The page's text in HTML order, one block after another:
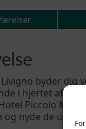
byder
i hjertet af
Piccolo
nyde de